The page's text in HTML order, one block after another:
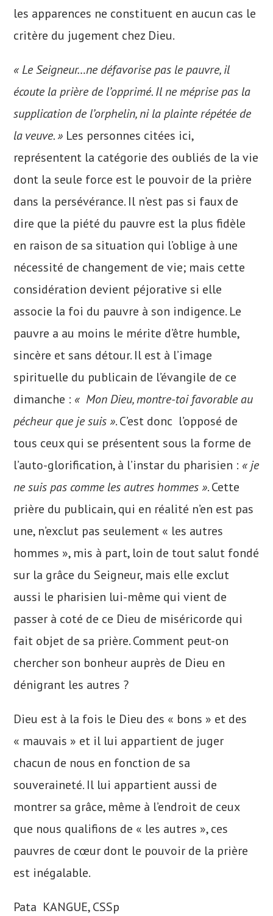
les apparences ne constituent en aucun cas le
critère du jugement chez Dieu.
« Le Seigneur…ne défavorise pas le pauvre, il
écoute la prière de l’opprimé. Il ne méprise pas la
supplication de l’orphelin, ni la plainte répétée de
la veuve. » Les personnes citées ici,
représentent la catégorie des oubliés de la vie
dont la seule force est le pouvoir de la prière
dans la persévérance. Il n’est pas si faux de
dire que la piété du pauvre est la plus fidèle
en raison de sa situation qui l’oblige à une
nécessité de changement de vie; mais cette
considération devient péjorative si elle
associe la foi du pauvre à son indigence. Le
pauvre a au moins le mérite d’être humble,
sincère et sans détour. Il est à l’image
spirituelle du publicain de l’évangile de ce
dimanche : « Mon Dieu, montre-toi favorable au
pécheur que je suis ». C’est donc l’opposé de
tous ceux qui se présentent sous la forme de
l’auto-glorification, à l’instar du pharisien : « je
ne suis pas comme les autres hommes ». Cette
prière du publicain, qui en réalité n’en est pas
une, n’exclut pas seulement « les autres
hommes », mis à part, loin de tout salut fondé
sur la grâce du Seigneur, mais elle exclut
aussi le pharisien lui-même qui vient de
passer à coté de ce Dieu de miséricorde qui
fait objet de sa prière. Comment peut-on
chercher son bonheur auprès de Dieu en
dénigrant les autres ?
Dieu est à la fois le Dieu des « bons » et des
« mauvais » et il lui appartient de juger
chacun de nous en fonction de sa
souveraineté. Il lui appartient aussi de
montrer sa grâce, même à l’endroit de ceux
que nous qualifions de « les autres », ces
pauvres de cœur dont le pouvoir de la prière
est inégalable.
Pata KANGUE, CSSp